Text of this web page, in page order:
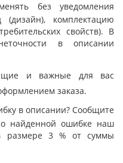
без уведомления
(дизайн), комплектацию
свойств). В
в описании
и важные для вас
заказа.
в описании? Сообщите
найденной ошибке наш
размере 3 % от суммы